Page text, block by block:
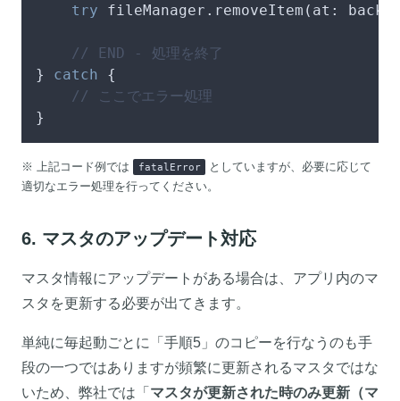
try fileManager.removeItem(at:
// END - 処理を終了
} catch {
// ここでエラー処理
}
※ 上記コード例では fatalError
としていますが、必要に応じて
適切なエラー処理を行ってください。
6. マスタのアップデート対応
マスタ情報にアップデートがある場合は、アプリ内のマ
スタを更新する必要が出てきます。
単純に毎起動ごとに「手順5」のコピーを行なうのも手
段の一つではありますが頻繁に更新されるマスタではな
いため、弊社では「 マスタが更新された時のみ更新（マ